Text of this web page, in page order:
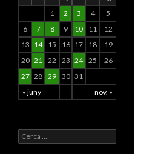
« juny nov. »
1 2 3 4
5
6
7 8 9 10 11
12
13 14 15 16 17 18
19
20 21 22 23 24 25
26
27 28 29 30 31
C
e